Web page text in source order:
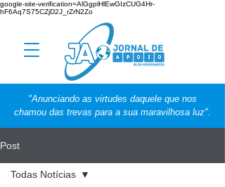
google-site-verification=AlGgplHlEwGIzCUG4Hr-
hF6Aq7S75CZjD2J_rZrN2Zo
"Anunciando as virtudes daquele que nos
chamou das trevas para a sua maravilhosa luz".
Post
Todas Notícias